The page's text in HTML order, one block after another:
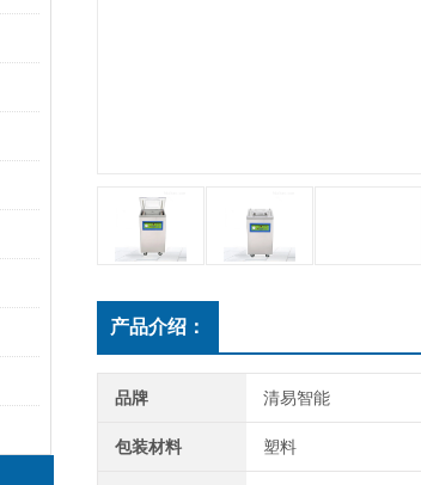
产品介绍：
品牌 清易智能
包装材料 塑料